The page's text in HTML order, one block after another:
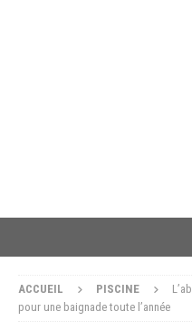
ACCUEIL PISCINE
pour une baignade toute l’année